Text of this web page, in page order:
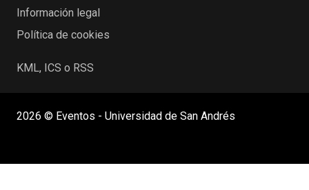
Información legal
Política de cookies
KML, ICS o RSS
2026 © Eventos - Universidad de San Andrés